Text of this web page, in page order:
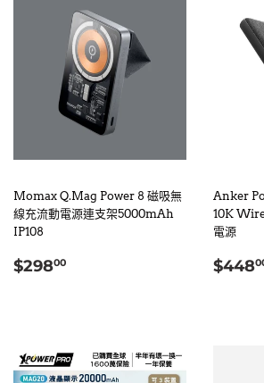
Momax Q.Mag Power 8 磁吸無
線充流動電源連支架5000mAh
IP108
定
$29800
Anker
10K
電源
定
$448